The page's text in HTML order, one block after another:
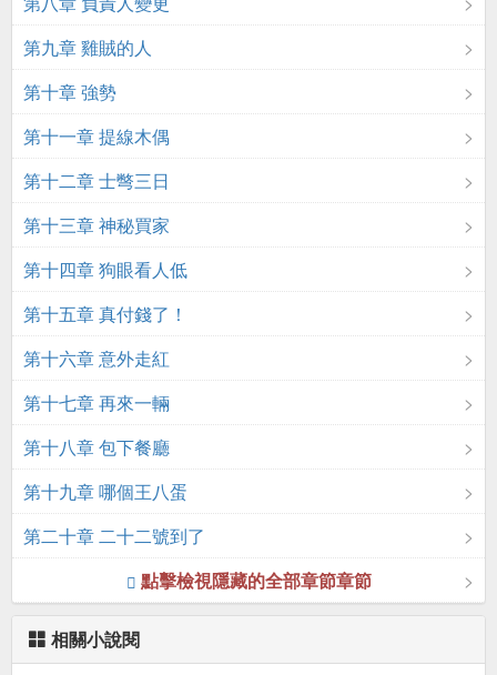
第九章 雞賊的人
第十章 強勢
第十一章 提線木偶
第十二章 士彆三日
第十三章 神秘買家
第十四章 狗眼看人低
第十五章 真付錢了！
第十六章 意外走紅
第十七章 再來一輛
第十八章 包下餐廳
第十九章 哪個王八蛋
第二十章 二十二號到了
點擊檢視隱藏的全部章節章節
相關小說閱